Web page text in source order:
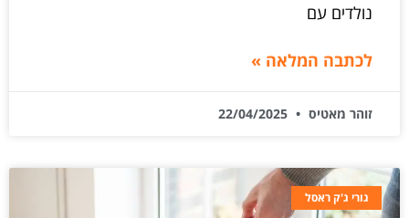
נולדים עם
לכתבה המלאה »
זוהר מאטיס
גורי ג'ק ראסל